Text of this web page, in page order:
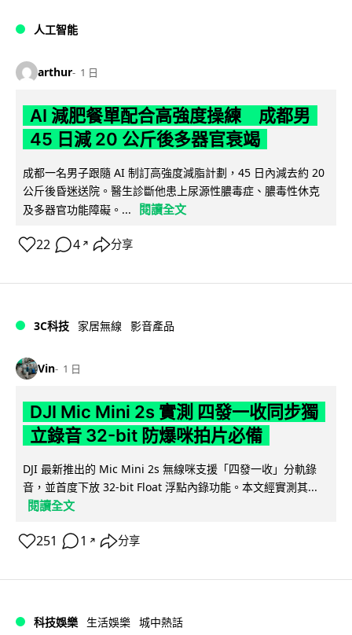
人工智能
arthur 1 日
AI 減肥餐單配合高強度操練 成都男
45 日減 20 公斤後多器官衰竭
成都一名男子跟隨 AI 制訂高強度減脂計劃，45 日內減去約 20
公斤後昏迷送院。醫生診斷他患上尿源性膿毒症、膿毒性休克
及多器官功能障礙。...
閱讀全文
22 4 ↗ 分享
3C科技 家居無線 影音產品
Vin 1 日
DJI Mic Mini 2s 實測 四發一收同步獨
立錄音 32-bit 防爆咪拍片必備
DJI 最新推出的 Mic Mini 2s 無線咪支援「四發一收」分軌錄
音，並首度下放 32-bit Float 浮點內錄功能。本文經實測其...
閱讀全文
251 1 ↗ 分享
科技娛樂 生活娛樂 城中熱話